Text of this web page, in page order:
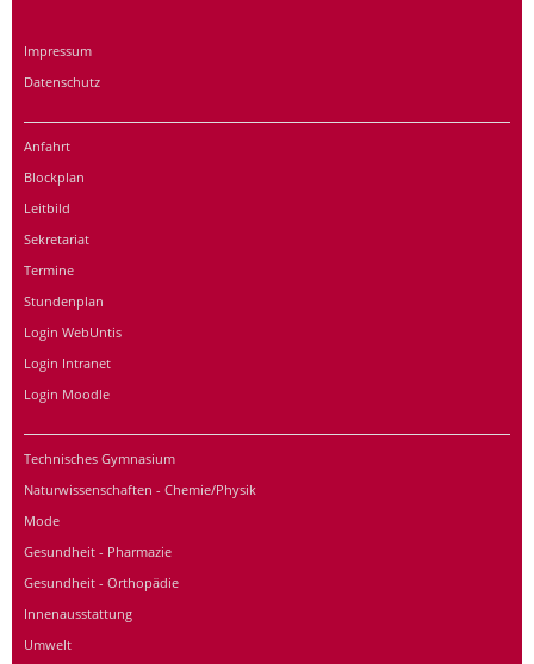
Impressum
Datenschutz
Anfahrt
Blockplan
Leitbild
Sekretariat
Termine
Stundenplan
Login WebUntis
Login Intranet
Login Moodle
Technisches Gymnasium
Naturwissenschaften - Chemie/Physik
Mode
Gesundheit - Pharmazie
Gesundheit - Orthopädie
Innenausstattung
Umwelt